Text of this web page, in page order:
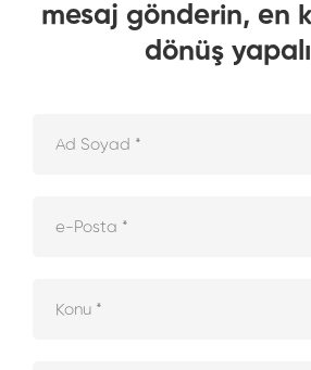
mesaj gönderin, en
dönüş